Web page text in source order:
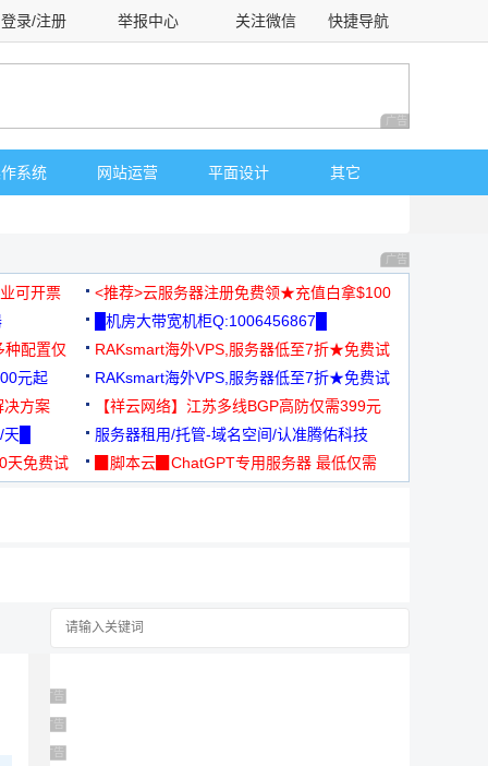
登录/注册 举报中心 关注微信 快捷导航
广告 商业广告，理
系统 网站运营 平面设计 其它
广告 商业广告，理
可开票
<推荐>云服务器注册免费领★充值白拿$100
█机房大带宽机柜Q:1006456867█
种配置仅
RAKsmart海外VPS,服务器低至7折★免费试
用★
元起
RAKsmart海外VPS,服务器低至7折★免费试
用★
决方案
【祥云网络】江苏多线BGP高防仅需399元
█
服务器租用/托管-域名空间/认准腾佑科技
免费试
▉脚本云▉ChatGPT专用服务器 最低仅需
广告 商业广告，理性选择
广告 商业广告，理性选择
广告 商业广告，理性选择